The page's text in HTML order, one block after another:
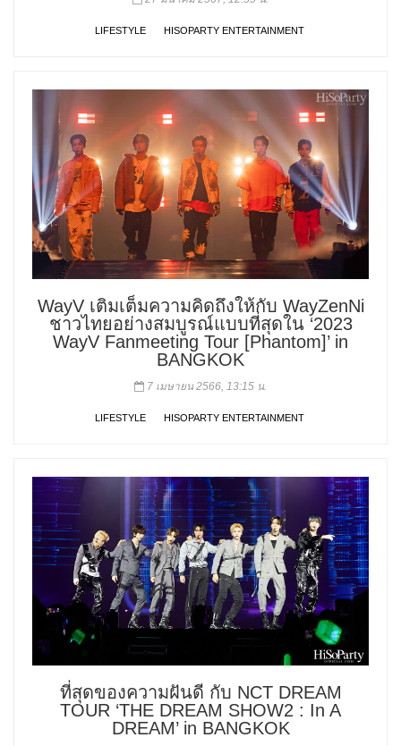
LIFESTYLE HISOPARTY ENTERTAINMENT
WayV เติมเต็มความคิดถึงให้กับ WayZenNi
ชาวไทยอย่างสมบูรณ์แบบที่สุดใน ‘2023
WayV Fanmeeting Tour [Phantom]’ in
BANGKOK
7 เมษายน 2566, 13:15 น.
LIFESTYLE HISOPARTY ENTERTAINMENT
ที่สุดของความฝันดี กับ NCT DREAM
TOUR ‘THE DREAM SHOW2 : In A
DREAM’ in BANGKOK